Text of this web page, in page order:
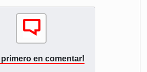
primero en comentar!